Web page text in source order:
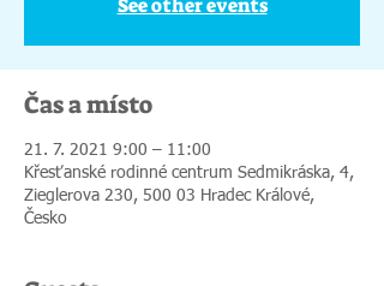
See other events
Čas a místo
21. 7. 2021 9:00 – 11:00
Křesťanské rodinné centrum Sedmikráska, 4,
Zieglerova 230, 500 03 Hradec Králové,
Česko